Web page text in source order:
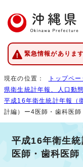
緊急情報があります
現在の位置： トップペー
県衛生統計年報、人口動
平成16年衛生統計年報（
計編）ー4医師・歯科医師
平成16年衛生
医師・歯科医師